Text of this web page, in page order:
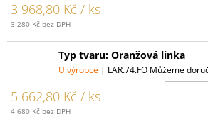
3 968,80 Kč / ks
3 280 Kč bez DPH
Typ tvaru: Oranžová linka
U výrobce | LAR.74.FO Můžeme
5 662,80 Kč / ks
4 680 Kč bez DPH